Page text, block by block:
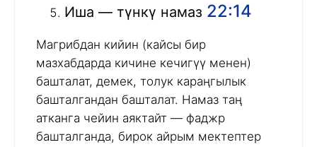
Иша — түнкү намаз 22:14
Магрибдан кийин (кайсы бир
мазхабдарда кичине кечигүү менен)
башталат, демек, толук караңгылык
башталгандан башталат. Намаз таң
атканга чейин аяктайт — фаджр
башталганда, бирок айрым мектептер